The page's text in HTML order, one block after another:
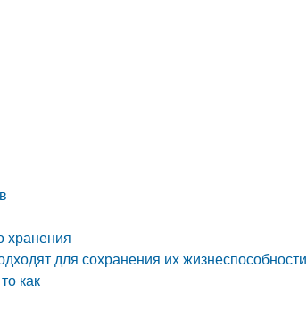
хранения
для сохранения их жизнеспособности
как